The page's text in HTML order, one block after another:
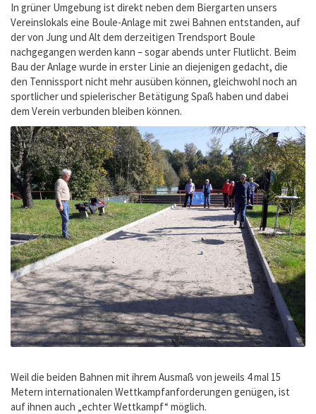
In grüner Umgebung ist direkt neben dem Biergarten unsers
Vereinslokals eine Boule-Anlage mit zwei Bahnen entstanden, auf
der von Jung und Alt dem derzeitigen Trendsport Boule
nachgegangen werden kann – sogar abends unter Flutlicht. Beim
Bau der Anlage wurde in erster Linie an diejenigen gedacht, die
den Tennissport nicht mehr ausüben können, gleichwohl noch an
sportlicher und spielerischer Betätigung Spaß haben und dabei
dem Verein verbunden bleiben können.
Weil die beiden Bahnen mit ihrem Ausmaß von jeweils 4 mal 15
Metern internationalen Wettkampfanforderungen genügen, ist
auf ihnen auch „echter Wettkampf“ möglich.